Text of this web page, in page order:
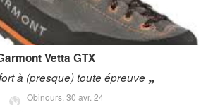
Vetta GTX
à (presque) toute épreuve
Obinours, 30 avr. 24